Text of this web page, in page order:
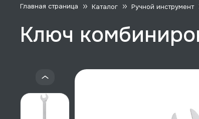
Главная страница Каталог Ручной инструмент
Ключ